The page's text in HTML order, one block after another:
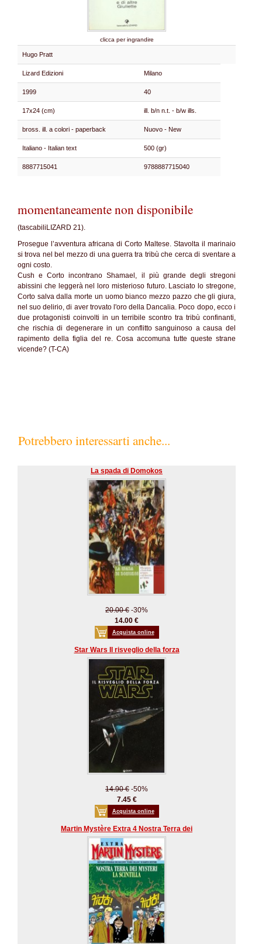
clicca per ingrandire
Hugo Pratt
Lizard Edizioni Milano
1999 40
17x24 (cm) ill. b/n n.t. - b/w ills.
bross. ill. a colori - paperback Nuovo - New
Italiano - Italian text 500 (gr)
8887715041 9788887715040
momentaneamente non disponibile
(tascabiliLIZARD 21).
Prosegue l’avventura africana di Corto Maltese. Stavolta il marinaio
si trova nel bel mezzo di una guerra tra tribù che cerca di sventare a
ogni costo.
Cush e Corto incontrano Shamael, il più grande degli stregoni
abissini che leggerà nel loro misterioso futuro. Lasciato lo stregone,
Corto salva dalla morte un uomo bianco mezzo pazzo che gli giura,
nel suo delirio, di aver trovato l'oro della Dancalia. Poco dopo, ecco i
due protagonisti coinvolti in un terribile scontro tra tribù confinanti,
che rischia di degenerare in un conflitto sanguinoso a causa del
rapimento della figlia del re. Cosa accomuna tutte queste strane
vicende? (T-CA)
Potrebbero interessarti anche...
La spada di Domokos
20.00 € -30%
14.00 €
Acquista online
Star Wars Il risveglio della forza
14.90 € -50%
7.45 €
Acquista online
Martin Mystère Extra 4 Nostra Terra dei